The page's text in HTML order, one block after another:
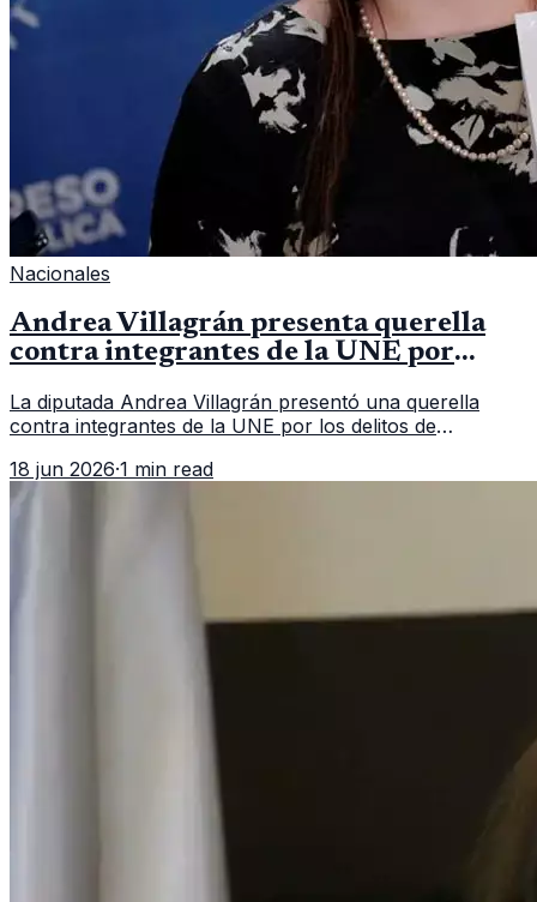
Nacionales
Andrea Villagrán presenta querella
contra integrantes de la UNE por
La diputada Andrea Villagrán presentó una querella
contra integrantes de la UNE por los delitos de
18 jun 2026·1 min read